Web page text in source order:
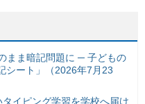
まま暗記問題に ─ 子どもの
シート」（2026年7月23
イピング学習を学校へ届け